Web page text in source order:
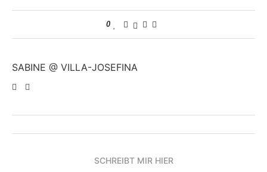
0
SABINE @ VILLA-JOSEFINA
SCHREIBT MIR HIER